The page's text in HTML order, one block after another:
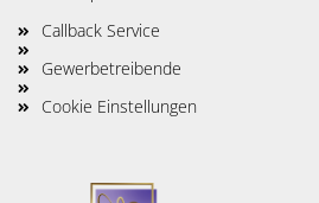
Callback Service
Gewerbetreibende
Cookie Einstellungen